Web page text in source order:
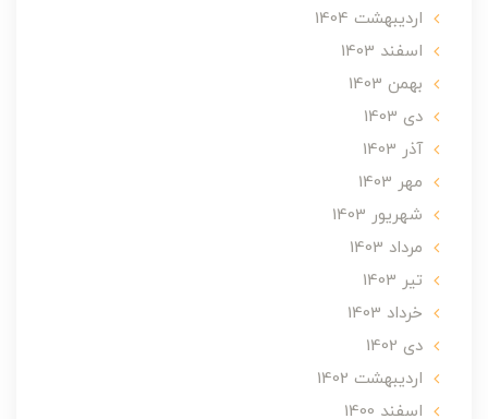
ارديبهشت 1404
اسفند 1403
بهمن 1403
دی 1403
آذر 1403
مهر 1403
شهریور 1403
مرداد 1403
تير 1403
خرداد 1403
دی 1402
ارديبهشت 1402
اسفند 1400